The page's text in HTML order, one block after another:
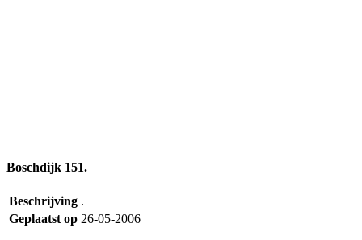
Boschdijk 151.
Beschrijving .
Geplaatst op 26-05-2006